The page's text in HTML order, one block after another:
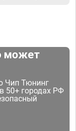
может
Чип Тюнинг
50+ городах РФ